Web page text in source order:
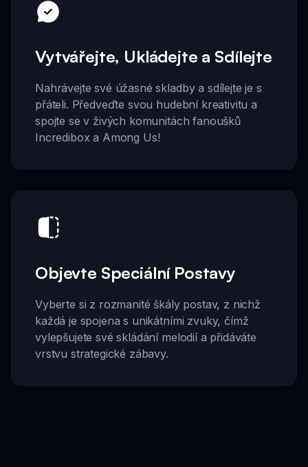
Vytvářejte, Ukládejte a Sdílejte
Nahrávejte své úžasné skladby a sdílejte je s
přáteli. Předveďte svou hudební kreativitu a
spojte se v živých komunitách fanoušků
Incredibox a Among Us!
Objevte Speciální Postavy
Vyberte si z rozmanité škály postav, z nichž
každá je spojena s unikátními zvuky, čímž
vylepšujete své skládání melodií a přidáváte
vrstvu strategické zábavy.